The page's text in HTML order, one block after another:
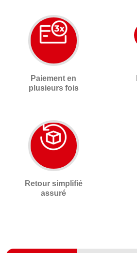
Paiement en
plusieurs fois
Retour simplifié
assuré